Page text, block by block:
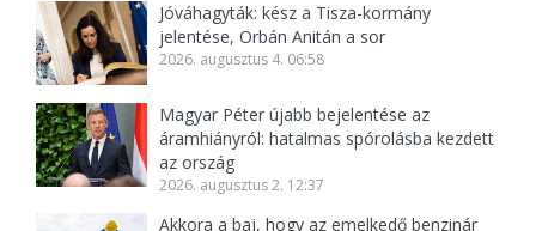
Jóváhagyták: kész a Tisza-kormány
jelentése, Orbán Anitán a sor
2026. augusztus 4. 06:58
Magyar Péter újabb bejelentése az
áramhiányról: hatalmas spórolásba kezdett
az ország
2026. augusztus 2. 12:37
Akkora a baj, hogy az emelkedő benzinár